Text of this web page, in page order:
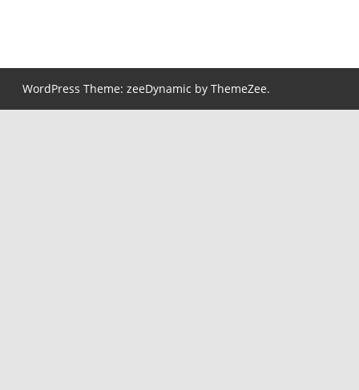
WordPress Theme: zeeDynamic by ThemeZee.